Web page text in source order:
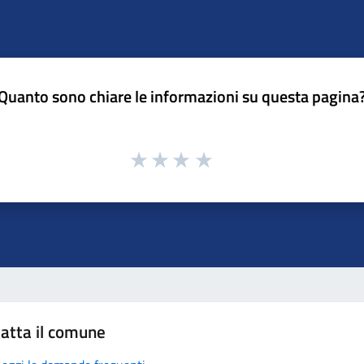
sono chiare le informazioni su questa
il comune